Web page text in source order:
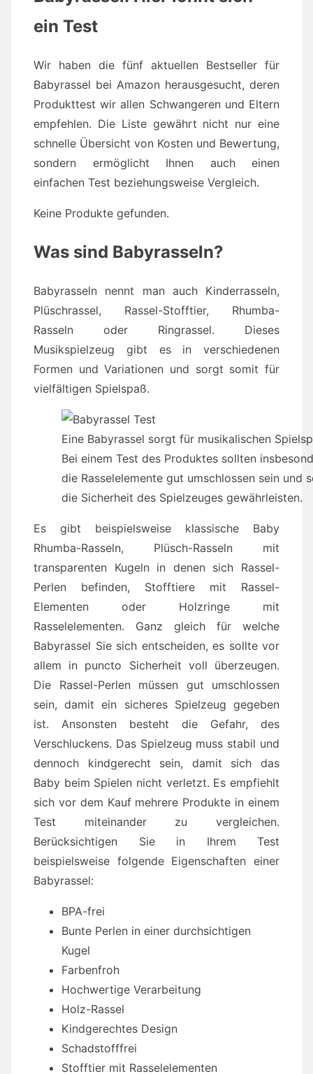
ein Test
Wir haben die fünf aktuellen Bestseller für
Babyrassel bei Amazon herausgesucht, deren
Produkttest wir allen Schwangeren und Eltern
empfehlen. Die Liste gewährt nicht nur eine
schnelle Übersicht von Kosten und Bewertung,
sondern ermöglicht Ihnen auch einen
einfachen Test beziehungsweise Vergleich.
Keine Produkte gefunden.
Was sind Babyrasseln?
Babyrasseln nennt man auch Kinderrasseln,
Plüschrassel, Rassel-Stofftier, Rhumba-
Rasseln oder Ringrassel. Dieses
Musikspielzeug gibt es in verschiedenen
Formen und Variationen und sorgt somit für
vielfältigen Spielspaß.
Eine Babyrassel sorgt für musikalischen
Bei einem Test des Produktes sollten
die Rasselelemente gut umschlossen sein und
die Sicherheit des Spielzeuges gewährleisten.
Es gibt beispielsweise klassische Baby
Rhumba-Rasseln, Plüsch-Rasseln mit
transparenten Kugeln in denen sich Rassel-
Perlen befinden, Stofftiere mit Rassel-
Elementen oder Holzringe mit
Rasselelementen. Ganz gleich für welche
Babyrassel Sie sich entscheiden, es sollte vor
allem in puncto Sicherheit voll überzeugen.
Die Rassel-Perlen müssen gut umschlossen
sein, damit ein sicheres Spielzeug gegeben
ist. Ansonsten besteht die Gefahr, des
Verschluckens. Das Spielzeug muss stabil und
dennoch kindgerecht sein, damit sich das
Baby beim Spielen nicht verletzt. Es empfiehlt
sich vor dem Kauf mehrere Produkte in einem
Test miteinander zu vergleichen.
Berücksichtigen Sie in Ihrem Test
beispielsweise folgende Eigenschaften einer
Babyrassel:
BPA-frei
Bunte Perlen in einer durchsichtigen
Kugel
Farbenfroh
Hochwertige Verarbeitung
Holz-Rassel
Kindgerechtes Design
Schadstofffrei
Stofftier mit Rasselelementen